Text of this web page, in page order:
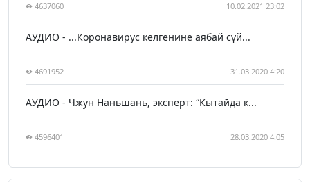
4637060 10.02.2021 23:02
АУДИО - ...Коронавирус келгенине аябай сүй...
4691952 31.03.2020 4:20
АУДИО - Чжун Наньшань, эксперт: “Кытайда к...
4596401 28.03.2020 4:05